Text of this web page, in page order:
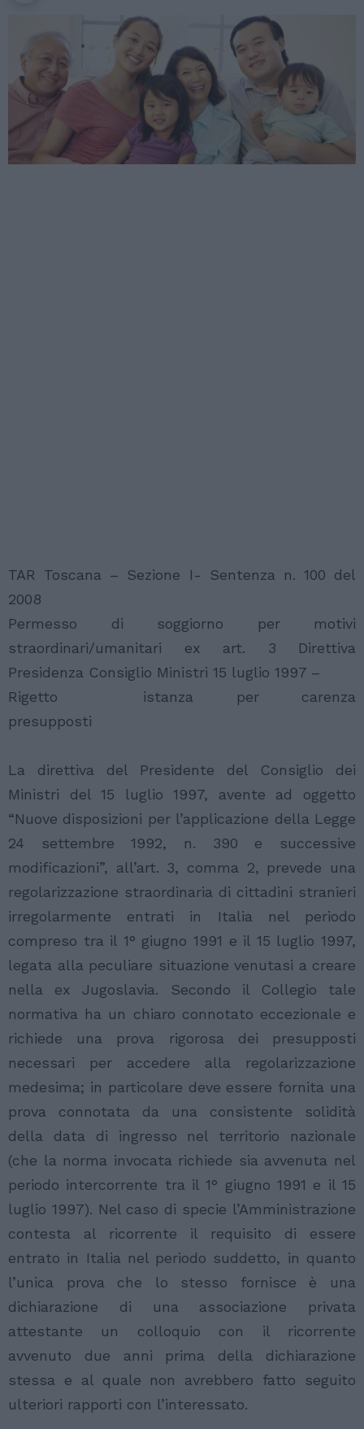
TAR Toscana – Sezione I- Sentenza n. 100 del
2008
Permesso di soggiorno per motivi
straordinari/umanitari ex art. 3 Direttiva
Presidenza Consiglio Ministri 15 luglio 1997 –
Rigetto istanza per carenza
presupposti
La direttiva del Presidente del Consiglio dei
Ministri del 15 luglio 1997, avente ad oggetto
“Nuove disposizioni per l’applicazione della Legge
24 settembre 1992, n. 390 e successive
modificazioni”, all’art. 3, comma 2, prevede una
regolarizzazione straordinaria di cittadini stranieri
irregolarmente entrati in Italia nel periodo
compreso tra il 1° giugno 1991 e il 15 luglio 1997,
legata alla peculiare situazione venutasi a creare
nella ex Jugoslavia. Secondo il Collegio tale
normativa ha un chiaro connotato eccezionale e
richiede una prova rigorosa dei presupposti
necessari per accedere alla regolarizzazione
medesima; in particolare deve essere fornita una
prova connotata da una consistente solidità
della data di ingresso nel territorio nazionale
(che la norma invocata richiede sia avvenuta nel
periodo intercorrente tra il 1° giugno 1991 e il 15
luglio 1997). Nel caso di specie l’Amministrazione
contesta al ricorrente il requisito di essere
entrato in Italia nel periodo suddetto, in quanto
l’unica prova che lo stesso fornisce è una
dichiarazione di una associazione privata
attestante un colloquio con il ricorrente
avvenuto due anni prima della dichiarazione
stessa e al quale non avrebbero fatto seguito
ulteriori rapporti con l’interessato.